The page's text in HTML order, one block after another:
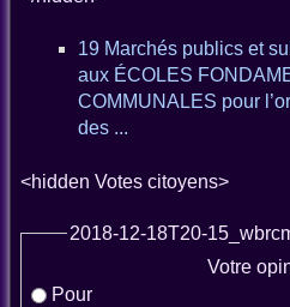
19 Marchés publics et
aux ÉCOLES
COMMUNALES pour
des ...
<hidden Votes citoyens>
2018-12-18T20-
Votre
Pour